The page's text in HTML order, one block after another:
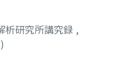
析研究所講究録 ,
)